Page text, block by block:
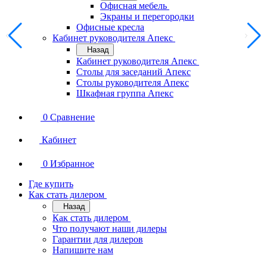
Офисная мебель
Экраны и перегородки
Офисные кресла
Кабинет руководителя Апекс
Назад
Кабинет руководителя Апекс
Столы для заседаний Апекс
Столы руководителя Апекс
Шкафная группа Апекс
0 Сравнение
Кабинет
0 Избранное
Где купить
Как стать дилером
Назад
Как стать дилером
Что получают наши дилеры
Гарантии для дилеров
Напишите нам